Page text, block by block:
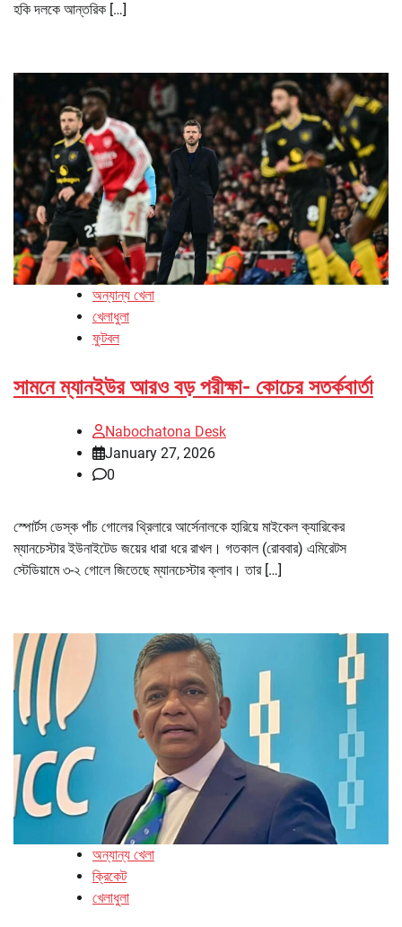
হকি দলকে আন্তরিক […]
অন্যান্য খেলা
খেলাধুলা
ফুটবল
সামনে ম্যানইউর আরও বড় পরীক্ষা- কোচের সতর্কবার্তা
Nabochatona Desk
January 27, 2026
0
স্পোর্টস ডেস্ক পাঁচ গোলের থ্রিলারে আর্সেনালকে হারিয়ে মাইকেল ক্যারিকের
ম্যানচেস্টার ইউনাইটেড জয়ের ধারা ধরে রাখল। গতকাল (রোববার) এমিরেটস
স্টেডিয়ামে ৩-২ গোলে জিতেছে ম্যানচেস্টার ক্লাব। তার […]
অন্যান্য খেলা
ক্রিকেট
খেলাধুলা